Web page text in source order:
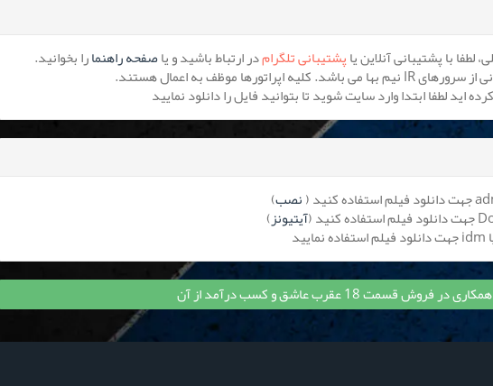
پشتیبانی تلگرامدر ارتباط باشید و یاصفحه راهنمارا بخوانید.
نصب)
آیتیونز)
همکاری در فروش قسمت 18 عقرب عاشق و کسب درآمد از آن